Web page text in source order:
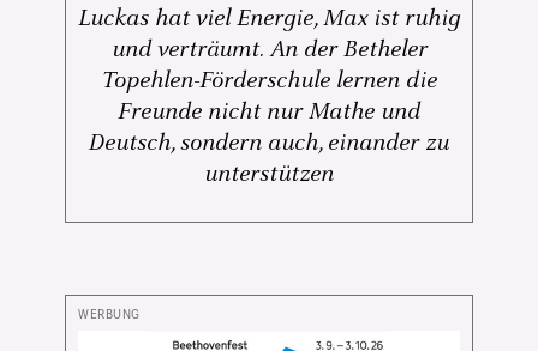
Luckas hat viel Energie, Max ist ruhig
und verträumt. An der Betheler
Topehlen-Förderschule lernen die
Freunde nicht nur Mathe und
Deutsch, sondern auch, einander zu
unterstützen